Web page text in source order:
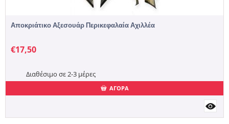
Αποκριάτικο Αξεσουάρ Περικεφαλαία Αχιλλέα
€17,50
Διαθέσιμο σε 2-3 μέρες
ΑΓΟΡΑ